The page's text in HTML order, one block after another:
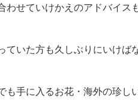
わせていけかえのアドバイス
いた方も久しぶりにいけば
も手に入るお花・海外の珍し